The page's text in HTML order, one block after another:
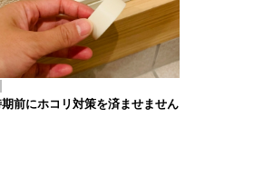
前にホコリ対策を済ませません